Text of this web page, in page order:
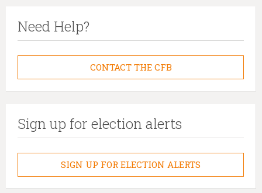
Need Help?
CONTACT THE CFB
Sign up for election alerts
SIGN UP FOR ELECTION ALERTS